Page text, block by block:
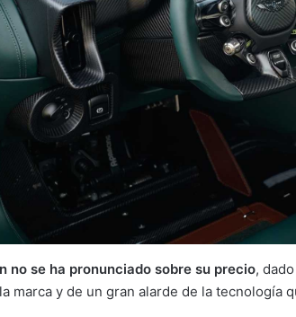
no se ha pronunciado sobre su precio,
marca y de un gran alarde de la tecnología